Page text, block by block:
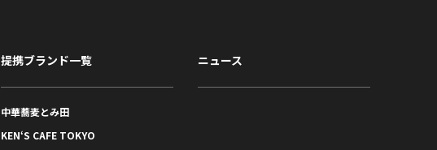
提携ブランド一覧
中華蕎麦とみ田
KEN‘S CAFE TOKYO
ニュース